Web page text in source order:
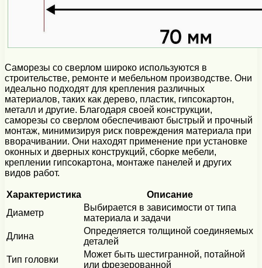
Саморезы со сверлом широко используются в
строительстве, ремонте и мебельном производстве. Они
идеально подходят для крепления различных
материалов, таких как дерево, пластик, гипсокартон,
металл и другие. Благодаря своей конструкции,
саморезы со сверлом обеспечивают быстрый и прочный
монтаж, минимизируя риск повреждения материала при
вворачивании. Они находят применение при установке
оконных и дверных конструкций, сборке мебели,
креплении гипсокартона, монтаже панелей и других
видов работ.
Характеристика
Описание
Диаметр
Выбирается в зависимости от типа
материала и задачи
Длина
Определяется толщиной соединяемых
деталей
Тип головки
Может быть шестигранной, потайной
или фрезерованной